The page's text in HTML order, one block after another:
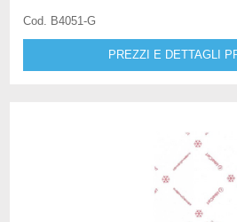
Cod. B4051-G
PREZZI E DETTAGLI